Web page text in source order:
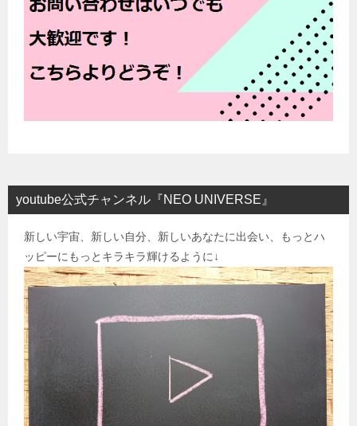
youtube公式チャンネル『NEO UNIVERSE』
新しい宇宙、新しい自分、新しいあなたに出会い、もっとハ
ッピーにもっとキラキラ輝けるように↓